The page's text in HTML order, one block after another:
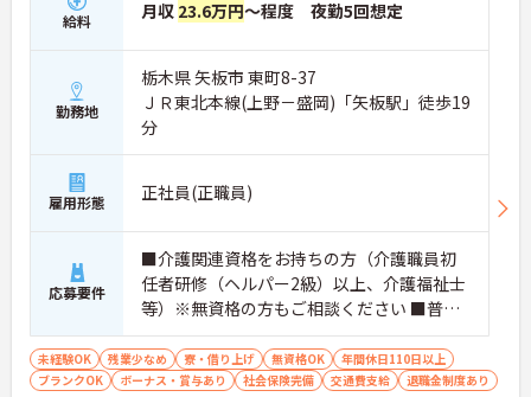
給料 月収 23.6万円～程度 夜勤5回想定
勤務地
栃木県 矢板市 東町8-37
ＪＲ東北本線(上野－盛岡)「矢板駅」徒歩19
分
雇用形態 正社員(正職員)
応募要件
■介護関連資格をお持ちの方（介護職員初
任者研修（ヘルパー2級）以上、介護福祉士
等）※無資格の方もご相談ください ■普通
自動車第一種運転免許歓迎 ※夜勤対応必須
（配属サービスに関わらず、介護職正社員
は夜勤シフトに入る可能性があります）
未経験OK 残業少なめ 寮・借り上げ 無資格OK
年間休日110日以上
ブランクOK
ボーナス・賞与あり 社会保険完備 交通費支給 退職金制度あり